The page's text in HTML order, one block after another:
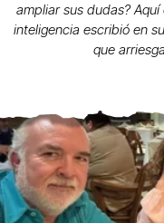
ampliar sus dudas?
inteligencia escribió en
que